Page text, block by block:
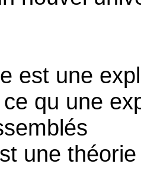
est une
qu une
une théorie